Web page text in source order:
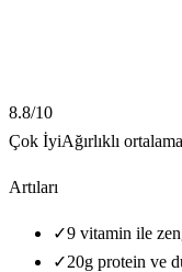
8.8/10
Çok İyiAğırlıklı ortalama
Artıları
✓9 vitamin ile
✓20g protein ve